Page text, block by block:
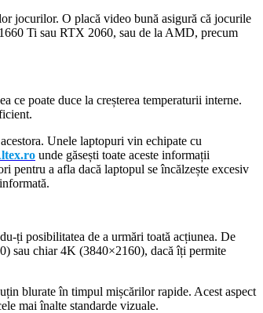
jocurilor. O placă video bună asigură că jocurile
Ti sau RTX 2060, sau de la AMD, precum
ce poate duce la creșterea temperaturii interne.
Unele laptopuri vin echipate cu
unde găsești toate aceste informații
pentru a afla dacă laptopul se încălzește excesiv
ți posibilitatea de a urmări toată acțiunea. De
sau chiar 4K (3840×2160), dacă îți permite
blurate în timpul mișcărilor rapide. Acest aspect
mai înalte standarde vizuale.